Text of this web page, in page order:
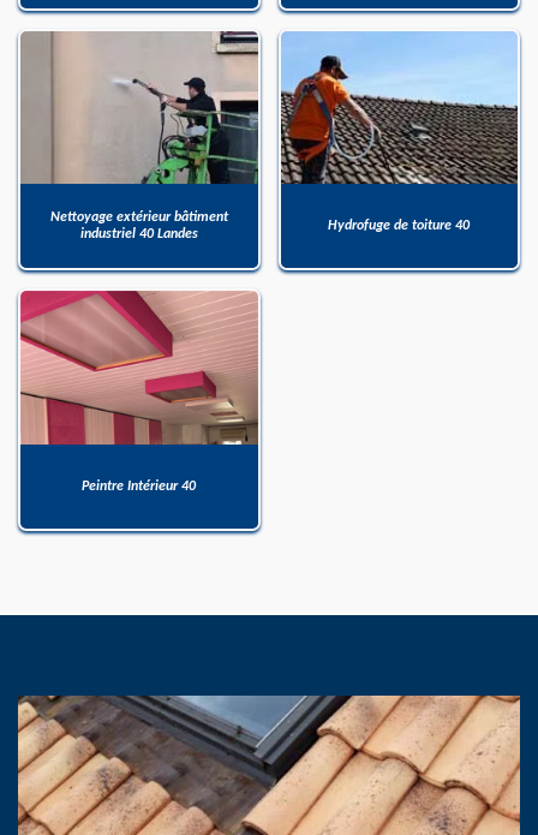
Nettoyage extérieur bâtiment
industriel 40 Landes
Hydrofuge de toiture 40
Peintre Intérieur 40